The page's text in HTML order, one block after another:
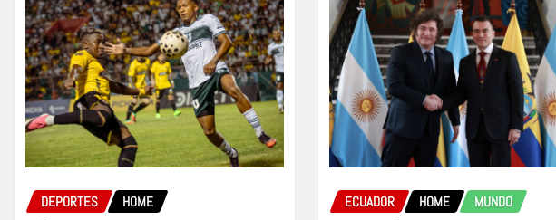
DEPORTES HOME ECUADOR HOME MUNDO